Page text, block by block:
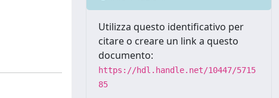
Utilizza questo identificativo per
citare o creare un link a questo
documento:
https://hdl.handle.net/10447/5715
85